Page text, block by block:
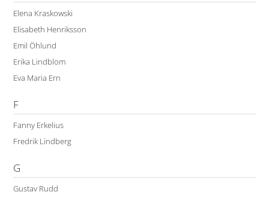
Elena Kraskowski
Elisabeth Henriksson
Emil Öhlund
Erika Lindblom
Eva Maria Ern
F
Fanny Erkelius
Fredrik Lindberg
G
Gustav Rudd